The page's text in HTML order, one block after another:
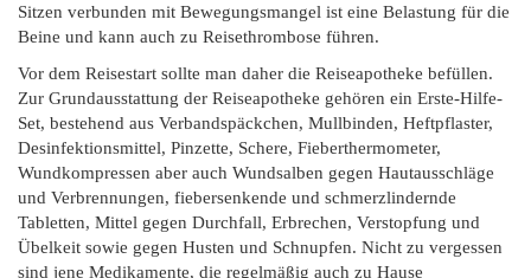
Sitzen verbunden mit Bewegungsmangel ist eine Belastung für die
Beine und kann auch zu Reisethrombose führen.
Vor dem Reisestart sollte man daher die Reiseapotheke befüllen.
Zur Grundausstattung der Reiseapotheke gehören ein Erste-Hilfe-
Set, bestehend aus Verbandspäckchen, Mullbinden, Heftpflaster,
Desinfektionsmittel, Pinzette, Schere, Fieberthermometer,
Wundkompressen aber auch Wundsalben gegen Hautausschläge
und Verbrennungen, fiebersenkende und schmerzlindernde
Tabletten, Mittel gegen Durchfall, Erbrechen, Verstopfung und
Übelkeit sowie gegen Husten und Schnupfen. Nicht zu vergessen
sind jene Medikamente, die regelmäßig auch zu Hause